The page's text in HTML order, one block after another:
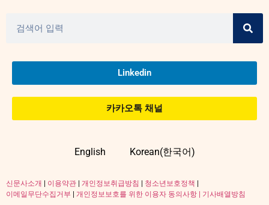
Linkedin
카카오톡 채널
English Korean(한국어)
신문사소개 이용약관 개인정보취급방침 청소년보호정책
이메일무단수집거부
개인정보보호를 위한 이용자 동의사항 | 기사배열방침